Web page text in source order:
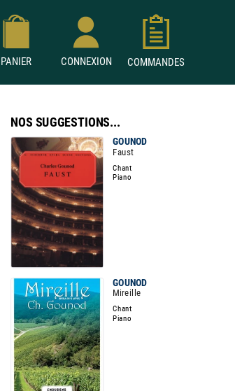
PANIER CONNEXION COMMANDES
NOS SUGGESTIONS...
GOUNOD
Faust
Chant
Piano
GOUNOD
Mireille
Chant
Piano